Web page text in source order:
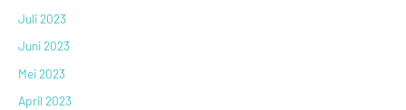
Juli 2023
Juni 2023
Mei 2023
April 2023